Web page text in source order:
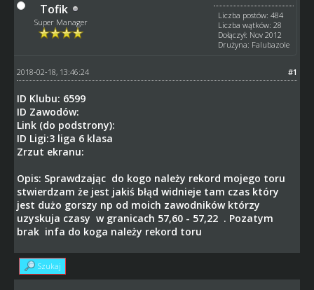
Tofik
Super Manager
Liczba postów: 484
Liczba wątków: 28
Dołączył: Nov 2012
Drużyna: Falubazole
#1
2018-02-18, 13:46:24
ID Klubu: 6599
ID Zawodów:
Link (do podstrony):
ID Ligi:3 liga 6 klasa
Zrzut ekranu:
Opis: Sprawdzając do kogo należy rekord mojego toru
stwierdzam że jest jakiś błąd widnieje tam czas który
jest dużo gorszy np od moich zawodników którzy
uzyskuja czasy w granicach 57,60 - 57,22 . Pozatym
brak infa do koga należy rekord toru
Szukaj